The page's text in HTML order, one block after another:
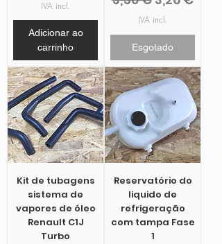
IVA incl.
Adicionar ao
carrinho
IVA incl.
Esgotado
Kit de tubagens
sistema de
vapores de óleo
Renault C1J
Turbo
Reservatório do
liquido de
refrigeração
com tampa Fase
1